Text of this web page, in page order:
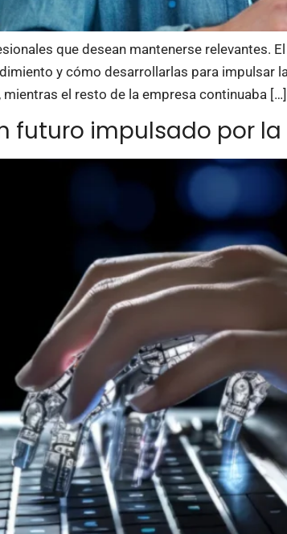
que desean mantenerse relevantes.
y cómo desarrollarlas para impulsar
el resto de la empresa continuaba […]
futuro impulsado por la